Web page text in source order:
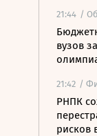
21:44 /
вузов
21:42 /
РНПК
рисков